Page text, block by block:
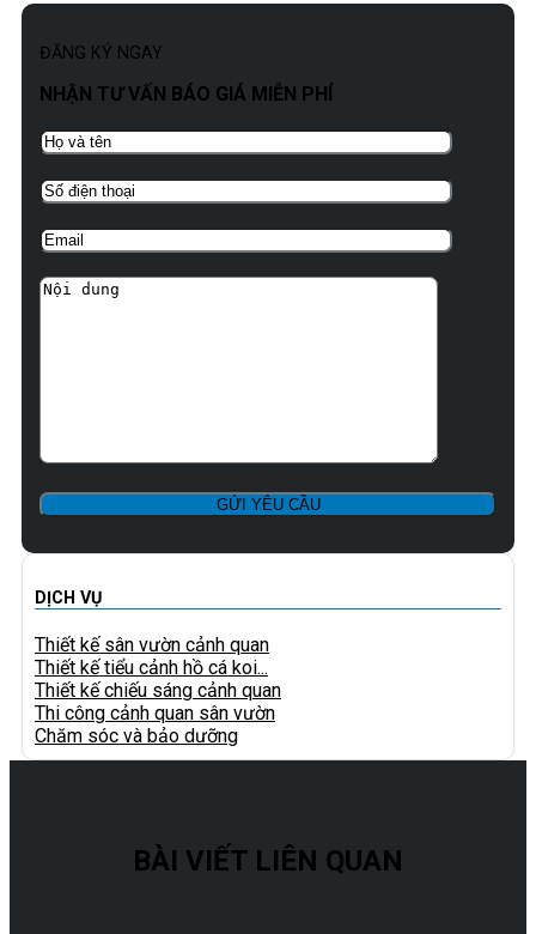
ĐĂNG KÝ NGAY
NHẬN TƯ VẤN BÁO GIÁ MIỄN PHÍ
DỊCH VỤ
Thiết kế sân vườn cảnh quan
Thiết kế tiểu cảnh hồ cá koi...
Thiết kế chiếu sáng cảnh quan
Thi công cảnh quan sân vườn
Chăm sóc và bảo dưỡng
BÀI VIẾT LIÊN QUAN